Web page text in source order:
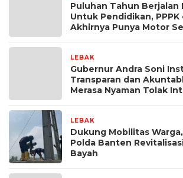
Puluhan Tahun Berjalan
Untuk Pendidikan,
Akhirnya Punya Motor
LEBAK
Gubernur Andra Soni
Transparan dan
Merasa Nyaman Tolak
LEBAK
Dukung Mobilitas
Polda Banten
Bayah